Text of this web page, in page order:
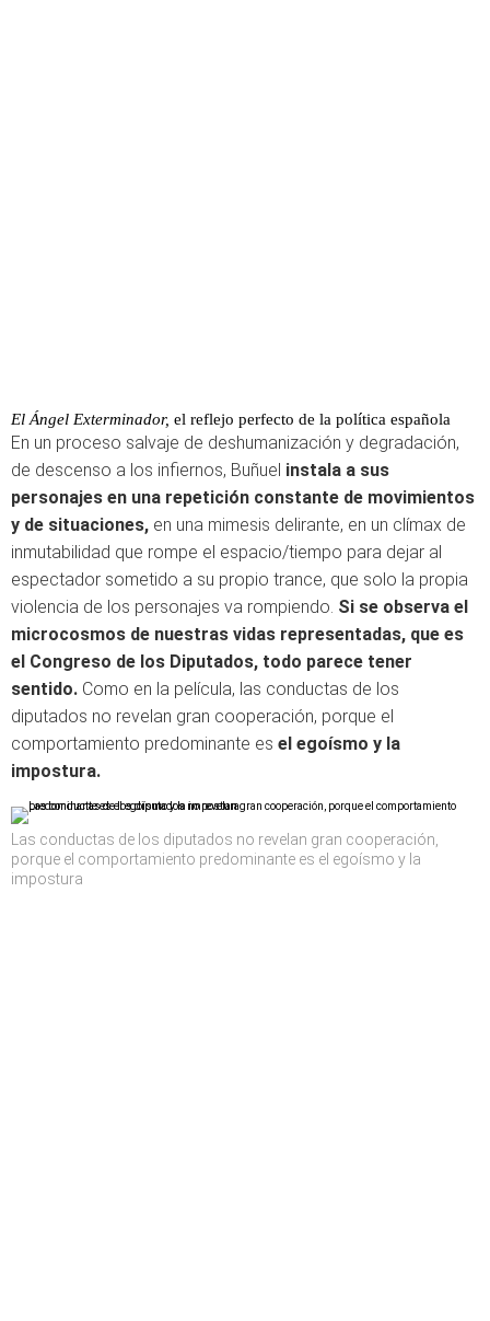
El Ángel Exterminador, el reflejo perfecto de la política española
En un proceso salvaje de deshumanización y degradación,
de descenso a los infiernos, Buñuel instala a sus
personajes en una repetición constante de movimientos
y de situaciones, en una mimesis delirante, en un clímax de
inmutabilidad que rompe el espacio/tiempo para dejar al
espectador sometido a su propio trance, que solo la propia
violencia de los personajes va rompiendo. Si se observa el
microcosmos de nuestras vidas representadas, que es
el Congreso de los Diputados, todo parece tener
sentido. Como en la película, las conductas de los
diputados no revelan gran cooperación, porque el
comportamiento predominante es el egoísmo y la
impostura.
Las conductas de los diputados no revelan gran cooperación,
porque el comportamiento predominante es el egoísmo y la
impostura